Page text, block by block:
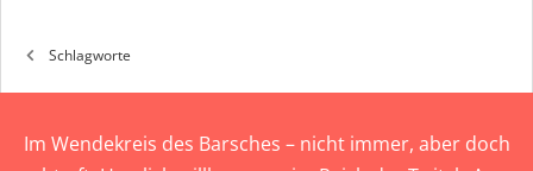
Schlagworte
Im Wendekreis des Barsches – nicht immer, aber doch